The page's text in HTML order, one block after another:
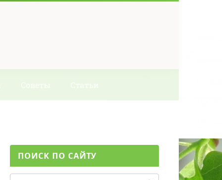
Советы Статьи
ПОИСК ПО САЙТУ